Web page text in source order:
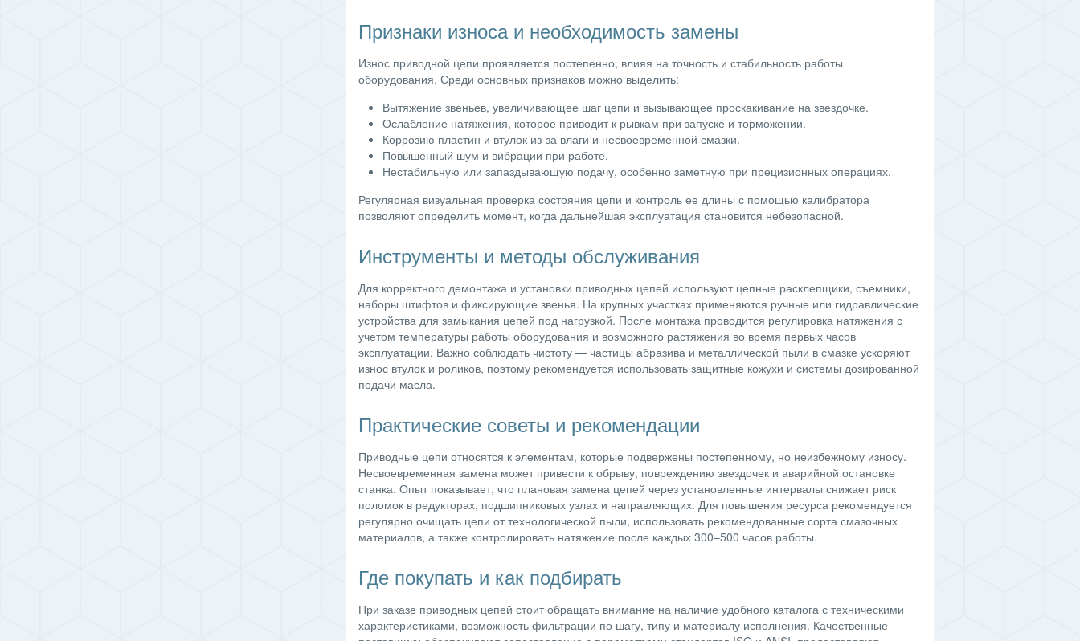
Признаки износа и необходимость замены
Износ приводной цепи проявляется постепенно, влияя на точность и стабильность работы
оборудования. Среди основных признаков можно выделить:
Вытяжение звеньев, увеличивающее шаг цепи и вызывающее проскакивание на звездочке.
Ослабление натяжения, которое приводит к рывкам при запуске и торможении.
Коррозию пластин и втулок из-за влаги и несвоевременной смазки.
Повышенный шум и вибрации при работе.
Нестабильную или запаздывающую подачу, особенно заметную при прецизионных операциях.
Регулярная визуальная проверка состояния цепи и контроль ее длины с помощью калибратора
позволяют определить момент, когда дальнейшая эксплуатация становится небезопасной.
Инструменты и методы обслуживания
Для корректного демонтажа и установки приводных цепей используют цепные расклепщики, съемники,
наборы штифтов и фиксирующие звенья. На крупных участках применяются ручные или гидравлические
устройства для замыкания цепей под нагрузкой. После монтажа проводится регулировка натяжения с
учетом температуры работы оборудования и возможного растяжения во время первых часов
эксплуатации. Важно соблюдать чистоту — частицы абразива и металлической пыли в смазке ускоряют
износ втулок и роликов, поэтому рекомендуется использовать защитные кожухи и системы дозированной
подачи масла.
Практические советы и рекомендации
Приводные цепи относятся к элементам, которые подвержены постепенному, но неизбежному износу.
Несвоевременная замена может привести к обрыву, повреждению звездочек и аварийной остановке
станка. Опыт показывает, что плановая замена цепей через установленные интервалы снижает риск
поломок в редукторах, подшипниковых узлах и направляющих. Для повышения ресурса рекомендуется
регулярно очищать цепи от технологической пыли, использовать рекомендованные сорта смазочных
материалов, а также контролировать натяжение после каждых 300–500 часов работы.
Где покупать и как подбирать
При заказе приводных цепей стоит обращать внимание на наличие удобного каталога с техническими
характеристиками, возможность фильтрации по шагу, типу и материалу исполнения. Качественные